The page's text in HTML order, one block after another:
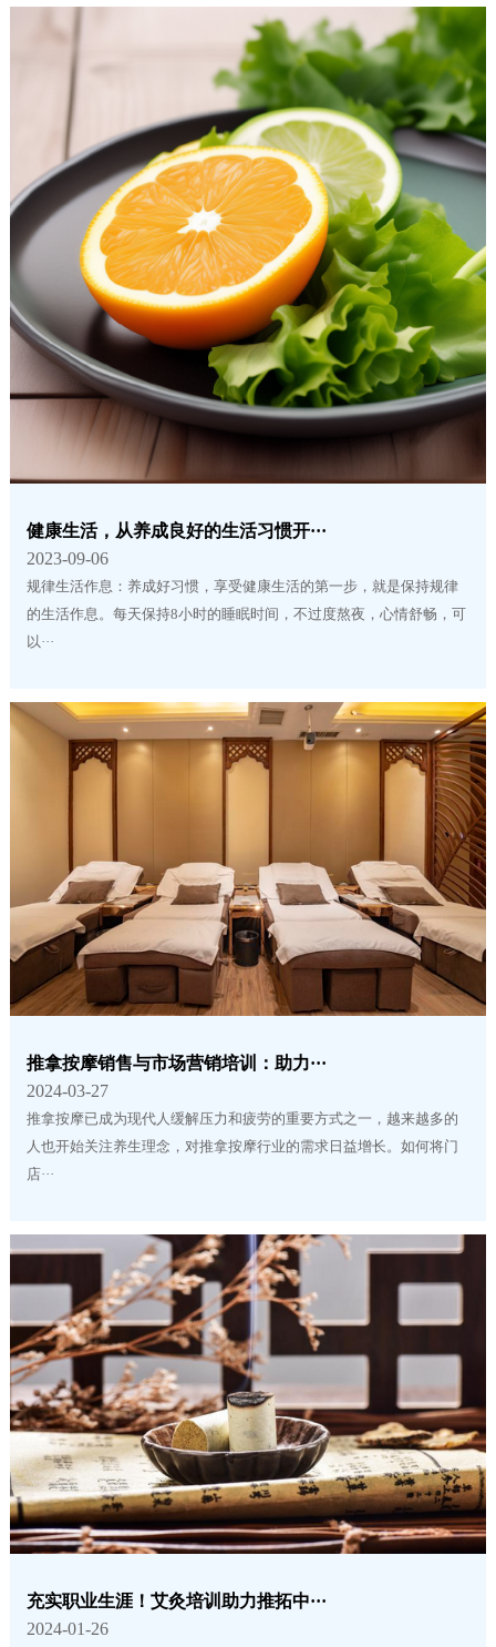
健康生活，从养成良好的生活习惯开···
2023-09-06
规律生活作息：养成好习惯，享受健康生活的第一步，就是保持规律
的生活作息。每天保持8小时的睡眠时间，不过度熬夜，心情舒畅，可
以···
推拿按摩销售与市场营销培训：助力···
2024-03-27
推拿按摩已成为现代人缓解压力和疲劳的重要方式之一，越来越多的
人也开始关注养生理念，对推拿按摩行业的需求日益增长。如何将门
店···
充实职业生涯！艾灸培训助力推拓中···
2024-01-26